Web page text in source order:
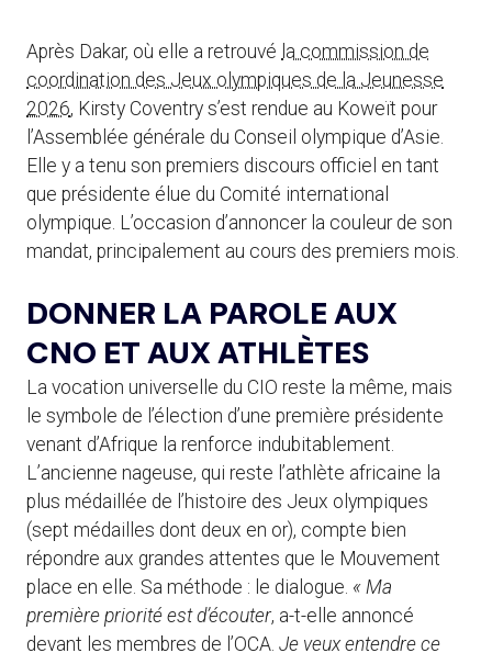
Après Dakar, où elle a retrouvé la commission de
coordination des Jeux olympiques de la Jeunesse
2026, Kirsty Coventry s’est rendue au Koweït pour
l’Assemblée générale du Conseil olympique d’Asie.
Elle y a tenu son premiers discours officiel en tant
que présidente élue du Comité international
olympique. L’occasion d’annoncer la couleur de son
mandat, principalement au cours des premiers mois.
DONNER LA PAROLE AUX
CNO ET AUX ATHLÈTES
La vocation universelle du CIO reste la même, mais
le symbole de l’élection d’une première présidente
venant d’Afrique la renforce indubitablement.
L’ancienne nageuse, qui reste l’athlète africaine la
plus médaillée de l’histoire des Jeux olympiques
(sept médailles dont deux en or), compte bien
répondre aux grandes attentes que le Mouvement
place en elle. Sa méthode : le dialogue. « Ma
première priorité est d’écouter, a-t-elle annoncé
devant les membres de l’OCA. Je veux entendre ce